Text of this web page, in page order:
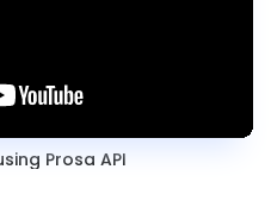
Prosa API